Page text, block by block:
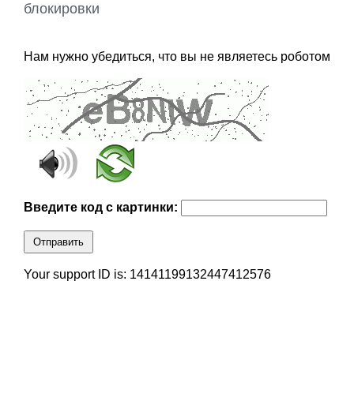
блокировки
Нам нужно убедиться, что вы не являетесь роботом
Введите код с картинки:
Отправить
Your support ID is: 14141199132447412576